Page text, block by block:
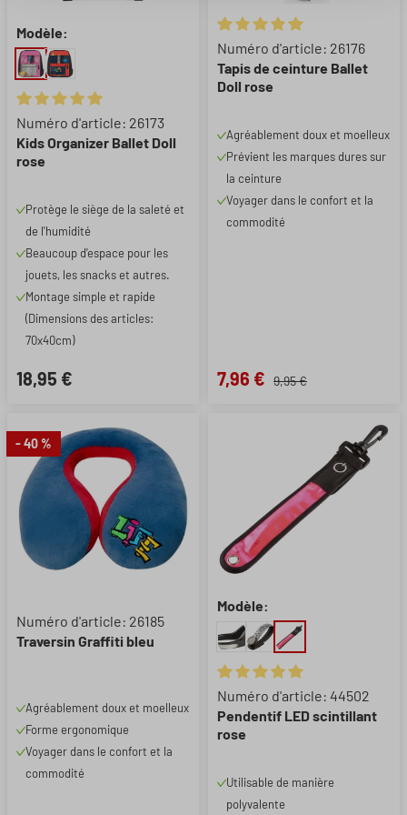
Modèle:
Note moyenne de 5 sur 5 étoiles
Numéro d'article: 26173
Kids Organizer Ballet Doll
rose
Protège le siège de la saleté et
de l'humidité
Beaucoup d'espace pour les
jouets, les snacks et autres.
Montage simple et rapide
(Dimensions des articles:
70x40cm)
18,95 €
Note moyenne de 5 sur 5
Numéro d'article: 26176
Tapis de ceinture Ballet
Doll rose
Agréablement doux et moelleux
Prévient les marques dures sur
la ceinture
Voyager dans le confort et la
commodité
7,96 € 9,95 €
- 40 %
Numéro d'article: 26185
Traversin Graffiti bleu
Agréablement doux et moelleux
Forme ergonomique
Voyager dans le confort et la
commodité
Modèle:
Note moyenne de 5 sur 5
Numéro d'article: 44502
Pendentif LED scintillant
rose
Utilisable de manière
polyvalente